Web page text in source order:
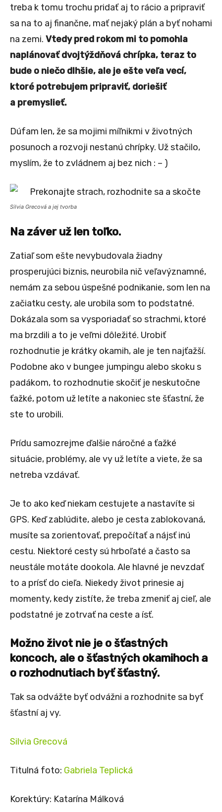
treba k tomu trochu pridať aj to rácio a pripraviť
sa na to aj finančne, mať nejaký plán a byť nohami
na zemi. Vtedy pred rokom mi to pomohla
naplánovať dvojtýždňová chrípka, teraz to
bude o niečo dlhšie, ale je ešte veľa vecí,
ktoré potrebujem pripraviť, doriešiť
a premyslieť.
Dúfam len, že sa mojimi míľnikmi v životných
posunoch a rozvoji nestanú chrípky. Už stačilo,
myslím, že to zvládnem aj bez nich : – )
Silvia Grecová a jej tvorba
Na záver už len toľko.
Zatiaľ som ešte nevybudovala žiadny
prosperujúci biznis, neurobila nič veľavýznamné,
nemám za sebou úspešné podnikanie, som len na
začiatku cesty, ale urobila som to podstatné.
Dokázala som sa vysporiadať so strachmi, ktoré
ma brzdili a to je veľmi dôležité. Urobiť
rozhodnutie je krátky okamih, ale je ten najťažší.
Podobne ako v bungee jumpingu alebo skoku s
padákom, to rozhodnutie skočiť je neskutočne
ťažké, potom už letíte a nakoniec ste šťastní, že
ste to urobili.
Prídu samozrejme ďalšie náročné a ťažké
situácie, problémy, ale vy už letíte a viete, že sa
netreba vzdávať.
Je to ako keď niekam cestujete a nastavíte si
GPS. Keď zablúdite, alebo je cesta zablokovaná,
musíte sa zorientovať, prepočítať a nájsť inú
cestu. Niektoré cesty sú hrboľaté a často sa
neustále motáte dookola. Ale hlavné je nevzdať
to a prísť do cieľa. Niekedy život prinesie aj
momenty, kedy zistíte, že treba zmeniť aj cieľ, ale
podstatné je zotrvať na ceste a ísť.
Možno život nie je o šťastných
koncoch, ale o šťastných okamihoch a
o rozhodnutiach byť šťastný.
Tak sa odvážte byť odvážni a rozhodnite sa byť
šťastní aj vy.
Silvia Grecová
Titulná foto: Gabriela Teplická
Korektúry: Katarína Málková